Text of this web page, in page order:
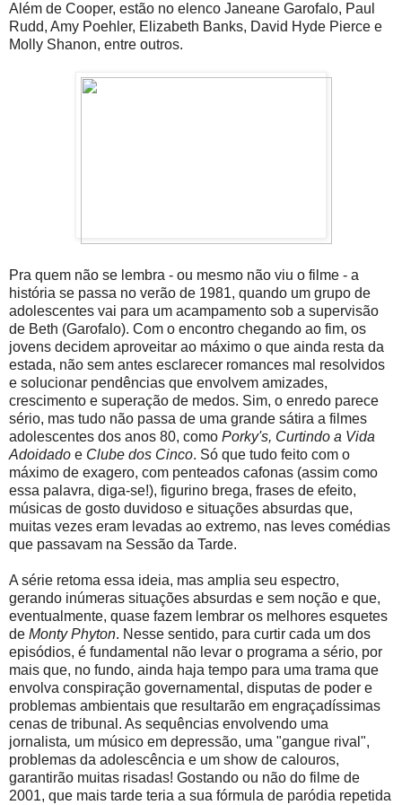
Além de Cooper, estão no elenco Janeane Garofalo, Paul
Rudd, Amy Poehler, Elizabeth Banks, David Hyde Pierce e
Molly Shanon, entre outros.
Pra quem não se lembra - ou mesmo não viu o filme - a
história se passa no verão de 1981, quando um grupo de
adolescentes vai para um acampamento sob a supervisão
de Beth (Garofalo). Com o encontro chegando ao fim, os
jovens decidem aproveitar ao máximo o que ainda resta da
estada, não sem antes esclarecer romances mal resolvidos
e solucionar pendências que envolvem amizades,
crescimento e superação de medos. Sim, o enredo parece
sério, mas tudo não passa de uma grande sátira a filmes
adolescentes dos anos 80, como Porky's, Curtindo a Vida
Adoidado e Clube dos Cinco. Só que tudo feito com o
máximo de exagero, com penteados cafonas (assim como
essa palavra, diga-se!), figurino brega, frases de efeito,
músicas de gosto duvidoso e situações absurdas que,
muitas vezes eram levadas ao extremo, nas leves comédias
que passavam na Sessão da Tarde.
A série retoma essa ideia, mas amplia seu espectro,
gerando inúmeras situações absurdas e sem noção e que,
eventualmente, quase fazem lembrar os melhores esquetes
de Monty Phyton. Nesse sentido, para curtir cada um dos
episódios, é fundamental não levar o programa a sério, por
mais que, no fundo, ainda haja tempo para uma trama que
envolva conspiração governamental, disputas de poder e
problemas ambientais que resultarão em engraçadíssimas
cenas de tribunal. As sequências envolvendo uma
jornalista, um músico em depressão, uma "gangue rival",
problemas da adolescência e um show de calouros,
garantirão muitas risadas! Gostando ou não do filme de
2001, que mais tarde teria a sua fórmula de paródia repetida